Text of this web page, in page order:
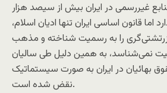
غیررسمی در ایران بیش از سیصد هزار
اما قانون اساسی ایران تنها ادیان اسلام،
را به رسمیت شناخته و مذهب
نمی‌شناسد، به همین دلیل طی سالیان
بهائیان در ایران به صورت سیستماتیک
نقض شده است.